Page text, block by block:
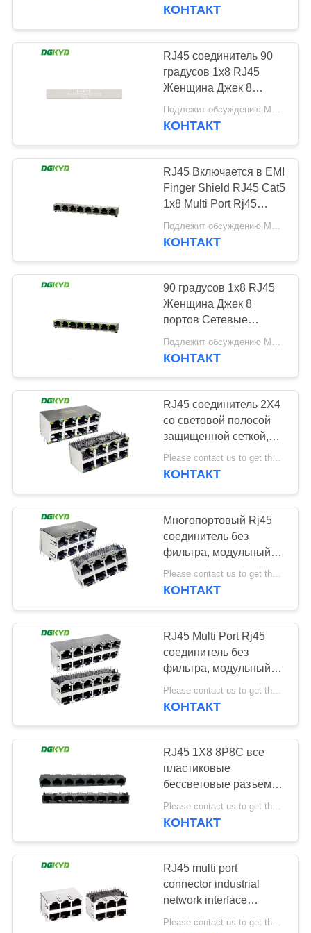
ФАБРИКИ
КАЧЕСТВА
МЫ
СПРОСИТЕ
SITEMAP
ПОЛИТИКА
УЕДИНЕНИЯ
Множественные
разъемы порта
RJ45
101
RJ45 определяют
порт
127
разъем cat6 rj45
jack rj11
46
RJ45 с
трансформатором
RJ45 SMD
39
градусов
КОНТАКТ
RJ45 соединитель 90
градусов 1x8 RJ45
Женщина Джек 8
портов Сетевые
переключатели
Подлежит обсуждению MOQ:Подлежит обсуждению
КОНТАКТ
RJ45 Включается в EMI
Finger Shield RJ45 Cat5
1x8 Multi Port Rj45
Модульные разъемы
без светодиодов
КОНТАКТ
90 градусов 1x8 RJ45
Женщина Джек 8
портов Сетевые
переключатели
Подлежит обсуждению MOQ:Могущий быть предметом переговоров
КОНТАКТ
RJ45 соединитель 2X4
со световой полосой
защищенной сеткой,
модульной розеткой
Please contact us to get the latest price. MOQ:1 шт.
КОНТАКТ
Многопортовый Rj45
соединитель без
фильтра, модульный
интерфейс Ethernet
Socket
Please contact us to get the latest price. MOQ:1 шт.
КОНТАКТ
RJ45 Multi Port Rj45
соединитель без
фильтра, модульный
интерфейс Ethernet
Socket
КОНТАКТ
RJ45 1X8 8P8C все
пластиковые
бессветовые разъемы
сетевого порта
DGKYD561888IWA1DY1022
Please contact us to get the latest price. MOQ:1 шт.
КОНТАКТ
RJ45 multi port
connector industrial
network interface
network port socket
Please contact us to get the latest price. MOQ:1 кусок